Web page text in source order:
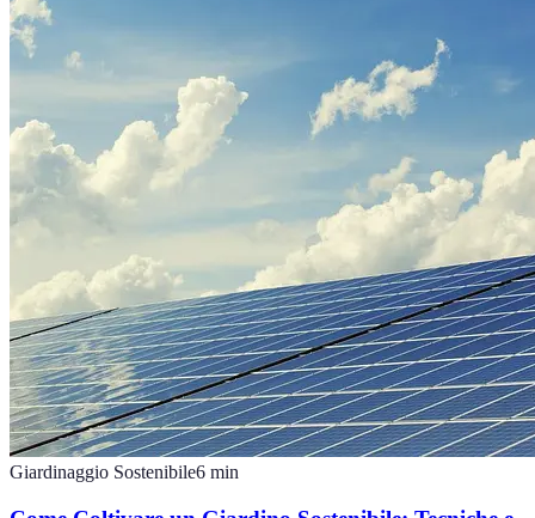
Giardinaggio Sostenibile6 min